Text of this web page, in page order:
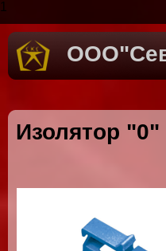
1
Изолятор